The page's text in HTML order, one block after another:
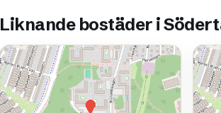
Liknande bostäder i